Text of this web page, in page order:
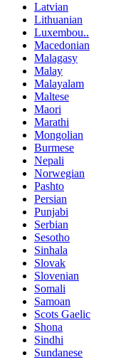
Latvian
Lithuanian
Luxembou..
Macedonian
Malagasy
Malay
Malayalam
Maltese
Maori
Marathi
Mongolian
Burmese
Nepali
Norwegian
Pashto
Persian
Punjabi
Serbian
Sesotho
Sinhala
Slovak
Slovenian
Somali
Samoan
Scots Gaelic
Shona
Sindhi
Sundanese